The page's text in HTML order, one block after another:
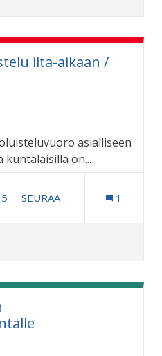
ilta-aikaan /
asialliseen
kuntalaisilla on...
5 5 SEURAAJAA
SEURAA 1